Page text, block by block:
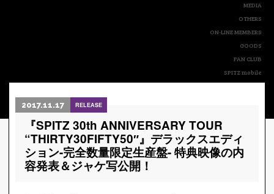
MEDIA
OTHERS
ON-LINE MEMBERS
GOODS
FAN CLUB
SPITZ mobile
2017.11.17 RELEASE
『SPITZ 30th ANNIVERSARY TOUR
“THIRTY30FIFTY50″』デラックスエディ
ション-完全数量限定生産盤- 特典映像の内
容発表＆ジャケ写公開！